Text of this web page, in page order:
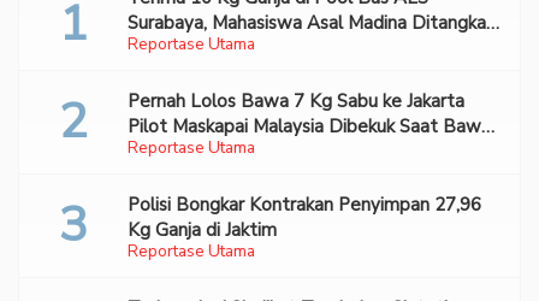
Reportase Utama
Surabaya, Mahasiswa Asal Madina Ditangkap
Bareskrim
Reportase Utama
Pernah Lolos Bawa 7 Kg Sabu ke Jakarta
Pilot Maskapai Malaysia Dibekuk Saat Bawa
70 Ribu Pil Ekstasi Di Bandara Soetta
Reportase Utama
Polisi Bongkar Kontrakan Penyimpan 27,96
Kg Ganja di Jaktim